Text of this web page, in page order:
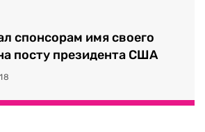
спонсорам имя своего
посту президента США